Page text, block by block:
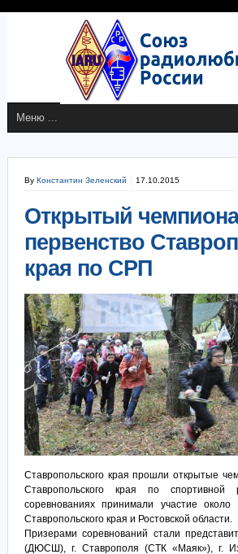
By Константин Зеленский 17.10.2015
Открытый
первенство
края по СРП
Ставропольского края прошли открытые
Ставропольского края по спортивной
соревнованиях принимали участие
Ставропольского края и Ростовской области.
Призерами соревнований стали
(ДЮСШ), г. Ставрополя (СТК «Маяк»), г.